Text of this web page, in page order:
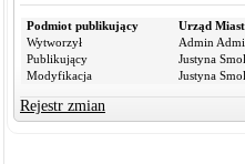
Podmiot publikujący
Urząd
Wytworzył
Admin
Publikujący
Justyna
Modyfikacja
Justyna
Rejestr zmian